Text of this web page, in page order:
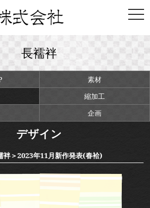
長襦袢
素材
縮加工
企画
デザイン
袢＞2023年11月新作発表(春袷)